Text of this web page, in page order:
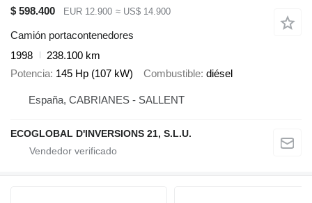
$ 598.400
EUR 12.900 ≈ US$ 14.900
Camión portacontenedores
1998
238.100 km
Potencia 145 Hp (107 kW) Combustible diésel
España, CABRIANES - SALLENT
ECOGLOBAL D'INVERSIONS 21, S.L.U.